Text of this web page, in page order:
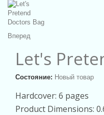
Вперед
Let's
Состояние: Новый товар
Hardcover: 6 pages
Product Dimensions: